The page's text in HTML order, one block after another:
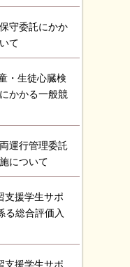
守委託にかか
て
・生徒心臓検
かかる一般競
運行管理委託
について
支援学生サポ
る総合評価入
支援学生サポ